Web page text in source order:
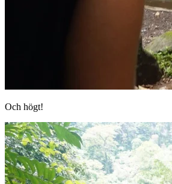
Och högt!